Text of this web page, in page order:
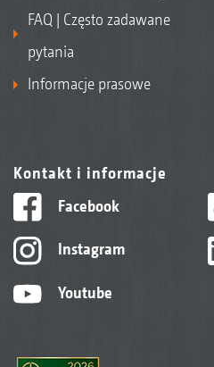
FAQ | Często zadawane
pytania
Informacje prasowe
Kontakt i informacje
Facebook
Instagram
Youtube